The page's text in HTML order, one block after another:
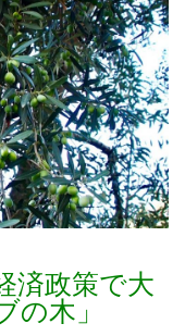
済政策で大
の木」